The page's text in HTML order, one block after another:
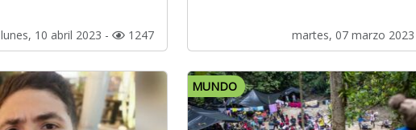
lunes, 10 abril 2023 - 1247 martes, 07 marzo
MUNDO